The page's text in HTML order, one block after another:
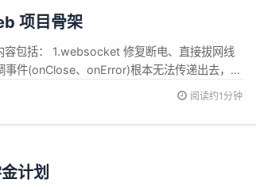
项目骨架
包括： 1.websocket 修复断电、直接拔网线
件(onClose、onError)根本无法传递出去，服
阅读约1分钟
计划